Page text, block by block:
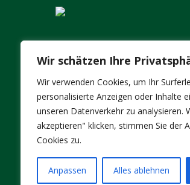
Wir schätzen Ihre
Wir verwenden Cookies, um Ihr
personalisierte Anzeigen oder Inhalte
unseren Datenverkehr zu analysieren.
akzeptieren" klicken, stimmen Sie der
Cookies zu.
Anpassen Alles ablehnen